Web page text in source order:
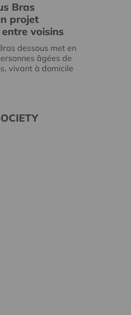
Bras
projet
voisins
dessous met en
âgées de
vivant à domicile